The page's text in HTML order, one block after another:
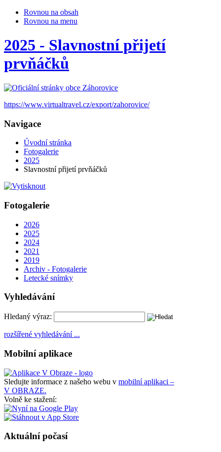
Rovnou na obsah
Rovnou na menu
2025 - Slavnostní přijetí
prvňáčků
https://www.virtualtravel.cz/export/zahorovice/
Navigace
Úvodní stránka
Fotogalerie
2025
Slavnostní přijetí prvňáčků
Fotogalerie
2026
2025
2024
2021
2019
Archiv - Fotogalerie
Letecké snímky
Vyhledávání
Hledaný výraz:
rozšířené vyhledávání ...
Mobilní aplikace
Sledujte informace z našeho webu v mobilní aplikaci –
V OBRAZE.
Volně ke stažení:
Aktuální počasí